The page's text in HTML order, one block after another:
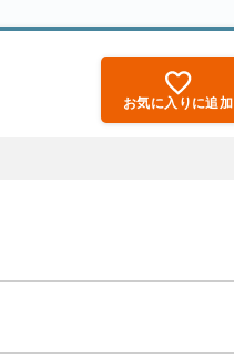
お気に入りに追加